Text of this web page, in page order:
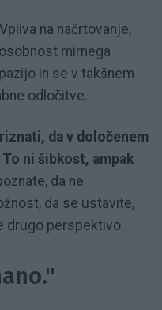
na načrtovanje,
mirnega
in se v takšnem
odločitve.
da v določenem
ni šibkost, ampak
da ne
da se ustavite,
drugo perspektivo.